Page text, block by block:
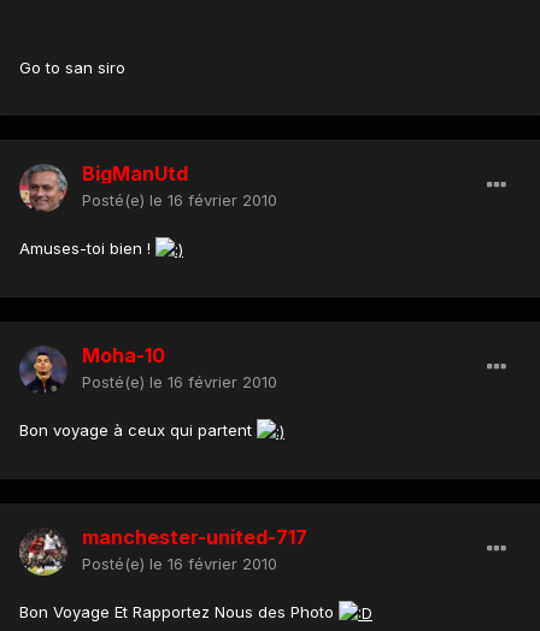
Go to san siro
BigManUtd
Posté(e) le 16 février 2010
Amuses-toi bien !
Moha-10
Posté(e) le 16 février 2010
Bon voyage à ceux qui partent
manchester-united-717
Posté(e) le 16 février 2010
Bon Voyage Et Rapportez Nous des Photo